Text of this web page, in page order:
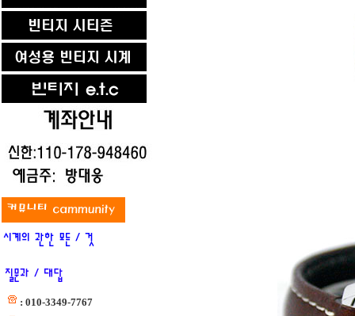
: 010-3349-7767